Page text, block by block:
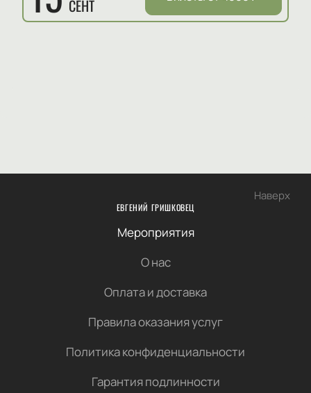
СЕНТ
Наверх
ЕВГЕНИЙ ГРИШКОВЕЦ
Мероприятия
О нас
Оплата и доставка
Правила оказания услуг
Политика конфиденциальности
Гарантия подлинности